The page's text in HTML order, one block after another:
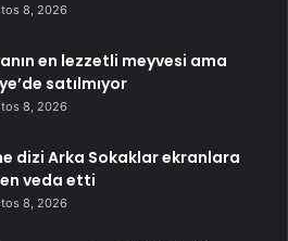
8, 2026
en lezzetli meyvesi ama
satılmıyor
8, 2026
dizi Arka Sokaklar ekranlara
veda etti
8, 2026